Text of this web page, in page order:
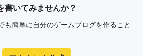
書いてみませんか？
も簡単に自分のゲームブログを作ること